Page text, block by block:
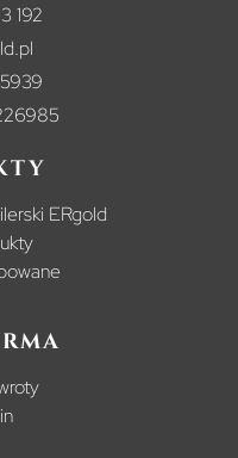
192
ERgold